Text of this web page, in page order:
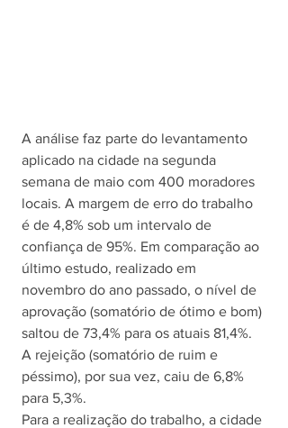
A análise faz parte do levantamento
aplicado na cidade na segunda
semana de maio com 400 moradores
locais. A margem de erro do trabalho
é de 4,8% sob um intervalo de
confiança de 95%. Em comparação ao
último estudo, realizado em
novembro do ano passado, o nível de
aprovação (somatório de ótimo e bom)
saltou de 73,4% para os atuais 81,4%.
A rejeição (somatório de ruim e
péssimo), por sua vez, caiu de 6,8%
para 5,3%.
Para a realização do trabalho, a cidade